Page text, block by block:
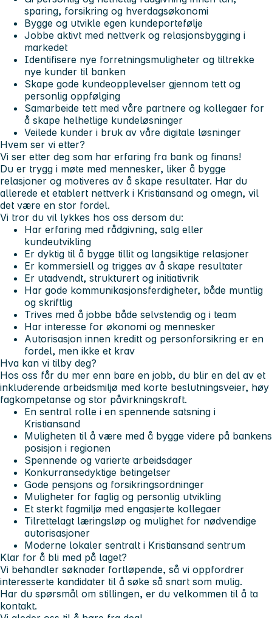
sparing, forsikring og hverdagsøkonomi
Bygge og utvikle egen kundeportefølje
Jobbe aktivt med nettverk og relasjonsbygging i
markedet
Identifisere nye forretningsmuligheter og tiltrekke
nye kunder til banken
Skape gode kundeopplevelser gjennom tett og
personlig oppfølging
Samarbeide tett med våre partnere og kollegaer for
å skape helhetlige kundeløsninger
Veilede kunder i bruk av våre digitale løsninger
Hvem ser vi etter?
Vi ser etter deg som har erfaring fra bank og finans!
Du er trygg i møte med mennesker, liker å bygge
relasjoner og motiveres av å skape resultater. Har du
allerede et etablert nettverk i Kristiansand og omegn, vil
det være en stor fordel.
Vi tror du vil lykkes hos oss dersom du:
Har erfaring med rådgivning, salg eller
kundeutvikling
Er dyktig til å bygge tillit og langsiktige relasjoner
Er kommersiell og trigges av å skape resultater
Er utadvendt, strukturert og initiativrik
Har gode kommunikasjonsferdigheter, både muntlig
og skriftlig
Trives med å jobbe både selvstendig og i team
Har interesse for økonomi og mennesker
Autorisasjon innen kreditt og personforsikring er en
fordel, men ikke et krav
Hva kan vi tilby deg?
Hos oss får du mer enn bare en jobb, du blir en del av et
inkluderende arbeidsmiljø med korte beslutningsveier, høy
fagkompetanse og stor påvirkningskraft.
En sentral rolle i en spennende satsning i
Kristiansand
Muligheten til å være med å bygge videre på bankens
posisjon i regionen
Spennende og varierte arbeidsdager
Konkurransedyktige betingelser
Gode pensjons og forsikringsordninger
Muligheter for faglig og personlig utvikling
Et sterkt fagmiljø med engasjerte kollegaer
Tilrettelagt læringsløp og mulighet for nødvendige
autorisasjoner
Moderne lokaler sentralt i Kristiansand sentrum
Klar for å bli med på laget?
Vi behandler søknader fortløpende, så vi oppfordrer
interesserte kandidater til å søke så snart som mulig.
Har du spørsmål om stillingen, er du velkommen til å ta
kontakt.